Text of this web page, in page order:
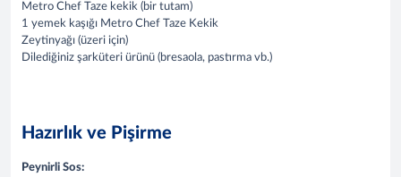
Metro Chef Taze kekik (bir tutam)
1 yemek kaşığı Metro Chef Taze Kekik
Zeytinyağı (üzeri için)
Dilediğiniz şarküteri ürünü (bresaola, pastırma vb.)
Hazırlık ve Pişirme
Peynirli Sos: